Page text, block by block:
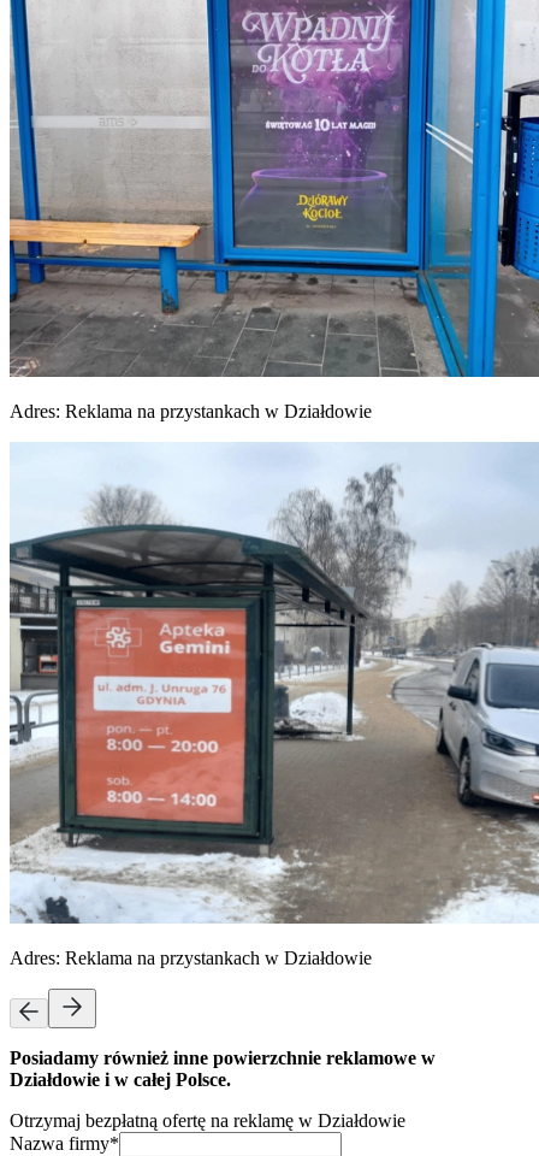
Adres: Reklama na przystankach w Działdowie
Adres: Reklama na przystankach w Działdowie
Posiadamy również inne powierzchnie reklamowe w
Działdowie i w całej Polsce.
Otrzymaj bezpłatną ofertę na reklamę w Działdowie
Nazwa firmy*